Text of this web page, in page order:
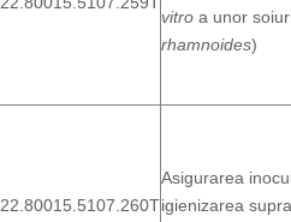
vitro a unor
rhamnoides)
22.80015.5107.260T
Asigurarea
igienizarea